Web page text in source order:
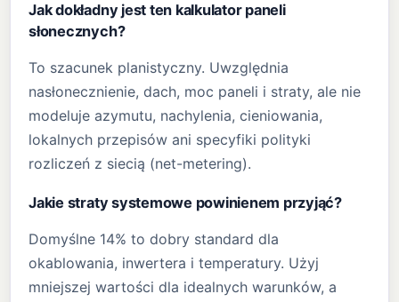
Jak dokładny jest ten kalkulator paneli
słonecznych?
To szacunek planistyczny. Uwzględnia
nasłonecznienie, dach, moc paneli i straty, ale nie
modeluje azymutu, nachylenia, cieniowania,
lokalnych przepisów ani specyfiki polityki
rozliczeń z siecią (net-metering).
Jakie straty systemowe powinienem przyjąć?
Domyślne 14% to dobry standard dla
okablowania, inwertera i temperatury. Użyj
mniejszej wartości dla idealnych warunków, a